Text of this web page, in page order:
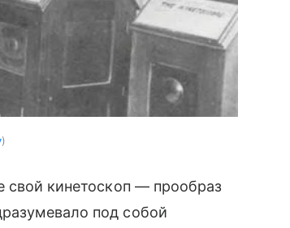
свой кинетоскоп — прообраз
под собой